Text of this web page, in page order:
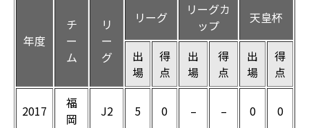
年度
チ
ー
ム
リ
ー
グ
リーグ
リーグカ
ップ
天皇杯
出
場
得
点
出
場
得
点
出
場
得
点
2017
福
岡
J2 5 0 – – 0 0